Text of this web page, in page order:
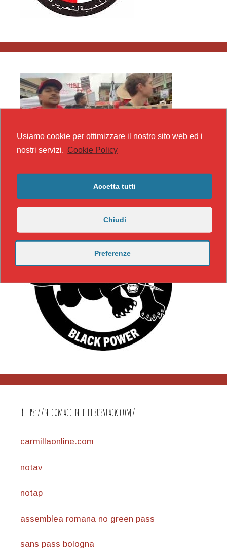
https://nicomaccentelli.substack.com/
carmillaonline.com
notav
notap
assemblea romana no green pass
sans pass bologna
Usiamo cookie per ottimizzare il nostro sito web ed i
nostri servizi. Cookie Policy
Accetta tutti
Chiudi
Preferenze